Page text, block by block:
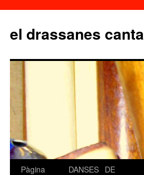
el drassanes canta
Vés
Pàgina
DANSES DE